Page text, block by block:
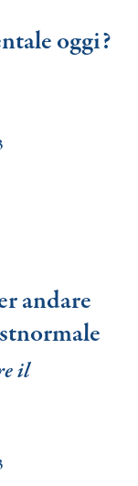
oggi?
andare
il